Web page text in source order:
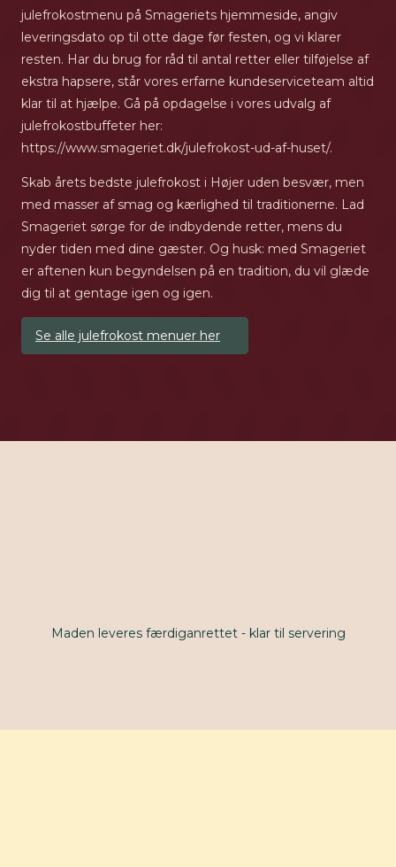
julefrokostmenu på Smageriets hjemmeside, angiv
leveringsdato op til otte dage før festen, og vi klarer
resten. Har du brug for råd til antal retter eller tilføjelse af
ekstra hapsere, står vores erfarne kundeserviceteam altid
klar til at hjælpe. Gå på opdagelse i vores udvalg af
julefrokostbuffeter her:
https://www.smageriet.dk/julefrokost-ud-af-huset/.
Skab årets bedste julefrokost i Højer uden besvær, men
med masser af smag og kærlighed til traditionerne. Lad
Smageriet sørge for de indbydende retter, mens du
nyder tiden med dine gæster. Og husk: med Smageriet
er aftenen kun begyndelsen på en tradition, du vil glæde
dig til at gentage igen og igen.
Se alle julefrokost menuer her
Maden leveres færdiganrettet - klar til servering